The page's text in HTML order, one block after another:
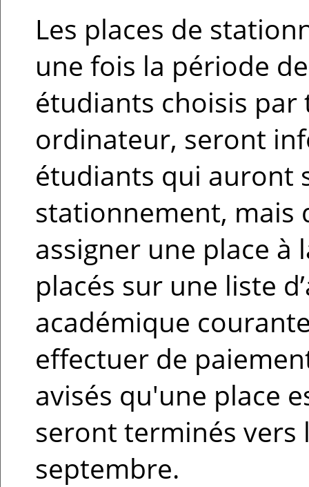
Les places de
une fois la période
étudiants choisis
ordinateur, seront
étudiants qui auront
stationnement, mais
assigner une place
placés sur une liste
académique
effectuer de
avisés qu'une place
seront terminés
septembre.